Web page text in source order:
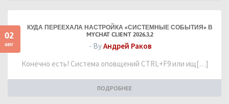
02
авг
КУДА ПЕРЕЕХАЛА НАСТРОЙКА «СИСТЕМНЫЕ СОБЫТИЯ» В
MYCHAT CLIENT 2026.3.2
- ByАндрей Раков
Конечно есть! Система оповщений CTRL+F9 или ищ[…]
ПОДРОБНЕЕ